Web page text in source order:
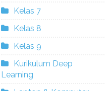
Kelas 7
Kelas 8
Kelas 9
Kurikulum Deep
Learning